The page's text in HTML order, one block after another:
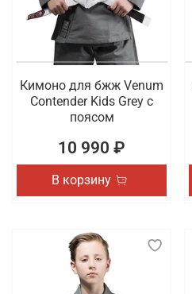
Кимоно для бжж Venum
Contender Kids Grey с
поясом
10 990 ₽
В корзину